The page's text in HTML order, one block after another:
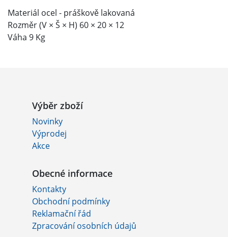
Materiál ocel - práškově lakovaná
Rozměr (V × Š × H) 60 × 20 × 12
Váha 9 Kg
Výběr zboží
Novinky
Výprodej
Akce
Obecné informace
Kontakty
Obchodní podmínky
Reklamační řád
Zpracování osobních údajů